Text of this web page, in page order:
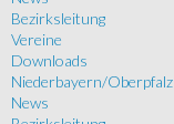
Bezirksleitung
Vereine
Downloads
Niederbayern/Oberpfalz
News